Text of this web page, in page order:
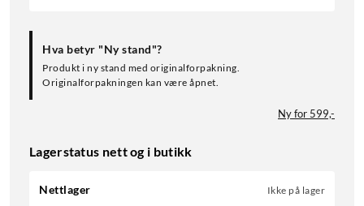
Hva betyr "Ny stand"?
Produkt i ny stand med originalforpakning.
Originalforpakningen kan være åpnet.
Ny for 599,-
Lagerstatus nett og i butikk
Nettlager Ikke på lager